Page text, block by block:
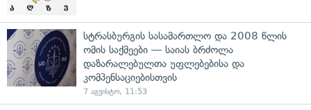
სტრასბურგის სასამართლო და 2008 წლის
ომის საქმეები — საიას ბრძოლა
დაზარალებულთა უფლებებისა და
კომპენსაციებისთვის
7 აგვისტო, 11:53